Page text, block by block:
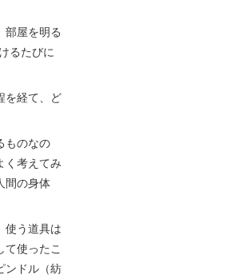
部屋を明る
るたびに
を経て、ど
ものなの
く考えてみ
間の身体
使う道具は
て使ったこ
ンドル（紡